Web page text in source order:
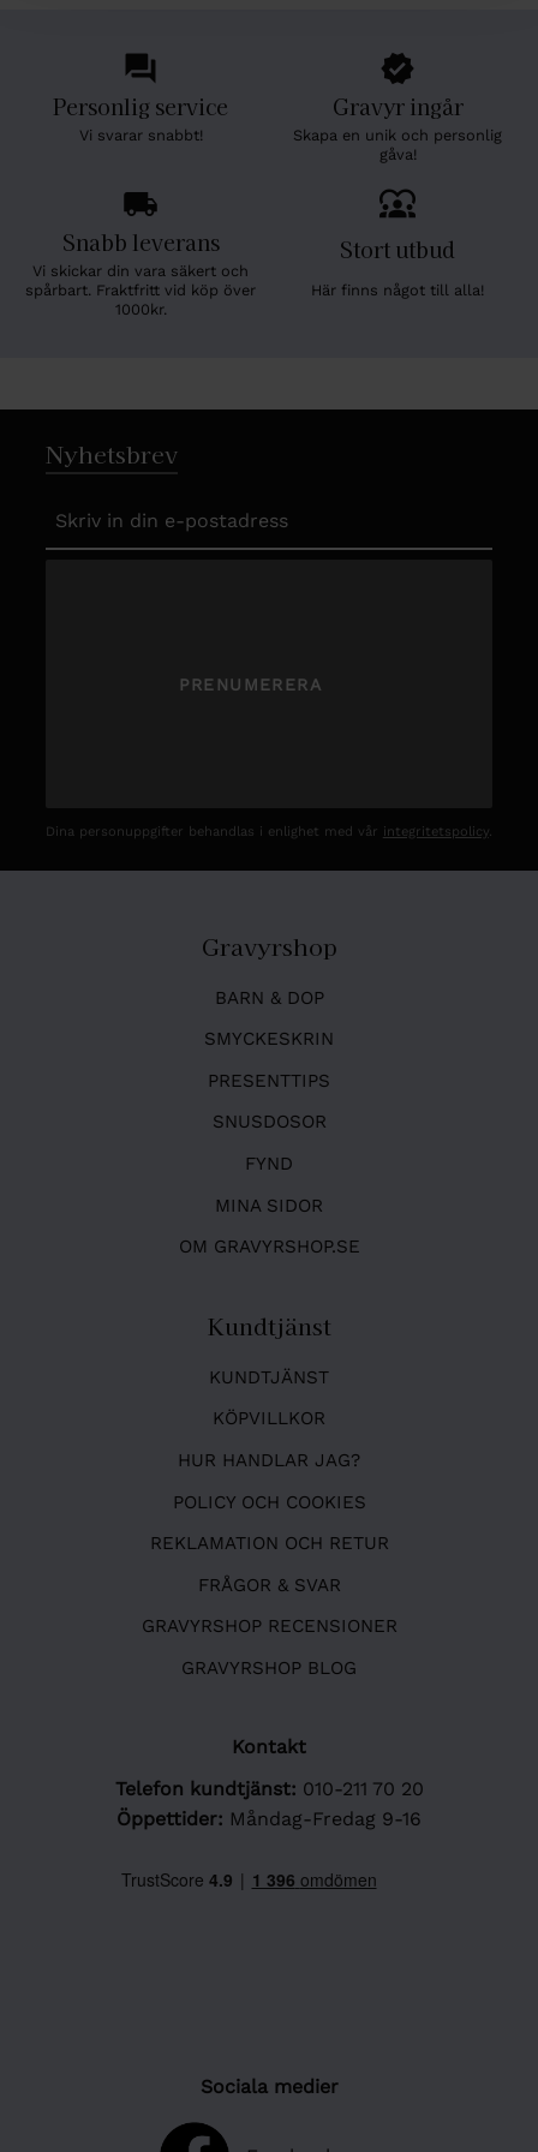
Personlig service
Vi svarar snabbt!
Gravyr ingår
Skapa en unik och personlig
gåva!
Snabb leverans
Vi skickar din vara säkert och
spårbart. Fraktfritt vid köp över
1000kr.
Stort utbud
Här finns något till alla!
Nyhetsbrev
PRENUMERERA
Dina personuppgifter behandlas i enlighet med vår integritetspolicy.
Gravyrshop
BARN & DOP
SMYCKESKRIN
PRESENTTIPS
SNUSDOSOR
FYND
MINA SIDOR
OM GRAVYRSHOP.SE
Kundtjänst
KUNDTJÄNST
KÖPVILLKOR
HUR HANDLAR JAG?
POLICY OCH COOKIES
REKLAMATION OCH RETUR
FRÅGOR & SVAR
GRAVYRSHOP RECENSIONER
GRAVYRSHOP BLOG
Kontakt
Telefon kundtjänst: 010-211 70 20
Öppettider: Måndag-Fredag 9-16
Sociala medier